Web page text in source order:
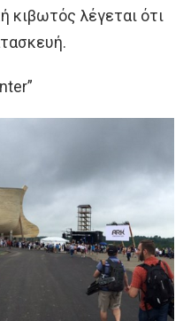
κιβωτός λέγεται ότι